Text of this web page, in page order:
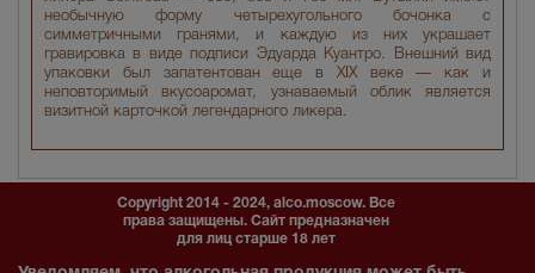
необычную форму четырехугольного бочонка с
симметричными гранями, и каждую из них украшает
гравировка в виде подписи Эдуарда Куантро. Внешний вид
упаковки был запатентован еще в XIX веке — как и
неповторимый вкусоаромат, узнаваемый облик является
визитной карточкой легендарного ликера.
Copyright 2014 - 2024, alco.moscow. Все
права защищены. Сайт предназначен
для лиц старше 18 лет